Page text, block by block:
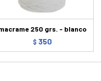
250 grs. - blanco
$ 350